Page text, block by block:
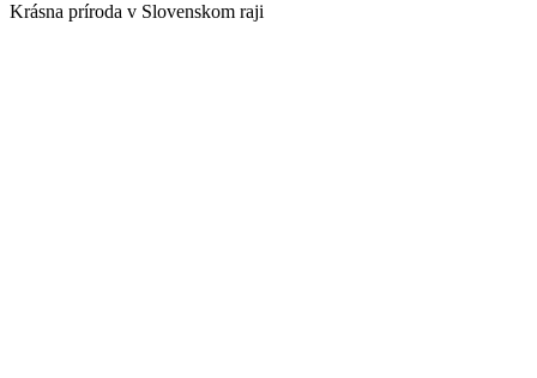
Krásna príroda v Slovenskom raji